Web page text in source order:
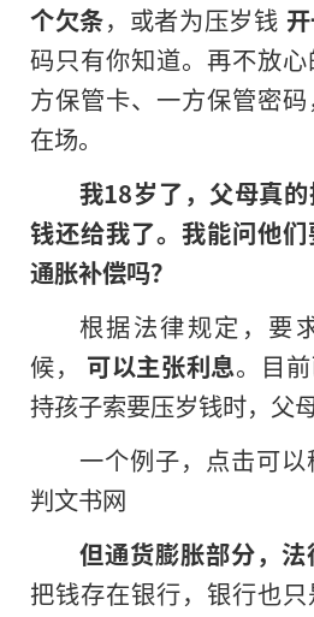
个欠条，或者为压岁钱
码只有你知道。再不放
方保管卡、一方保管密
在场。
我18岁了，父母真
钱还给我了。我能问他们
通胀补偿吗？
根据法律规定，要
候， 可以主张利息。目
持孩子索要压岁钱时，父
一个例子，点击可
判文书网
但通货膨胀部分，
把钱存在银行，银行也